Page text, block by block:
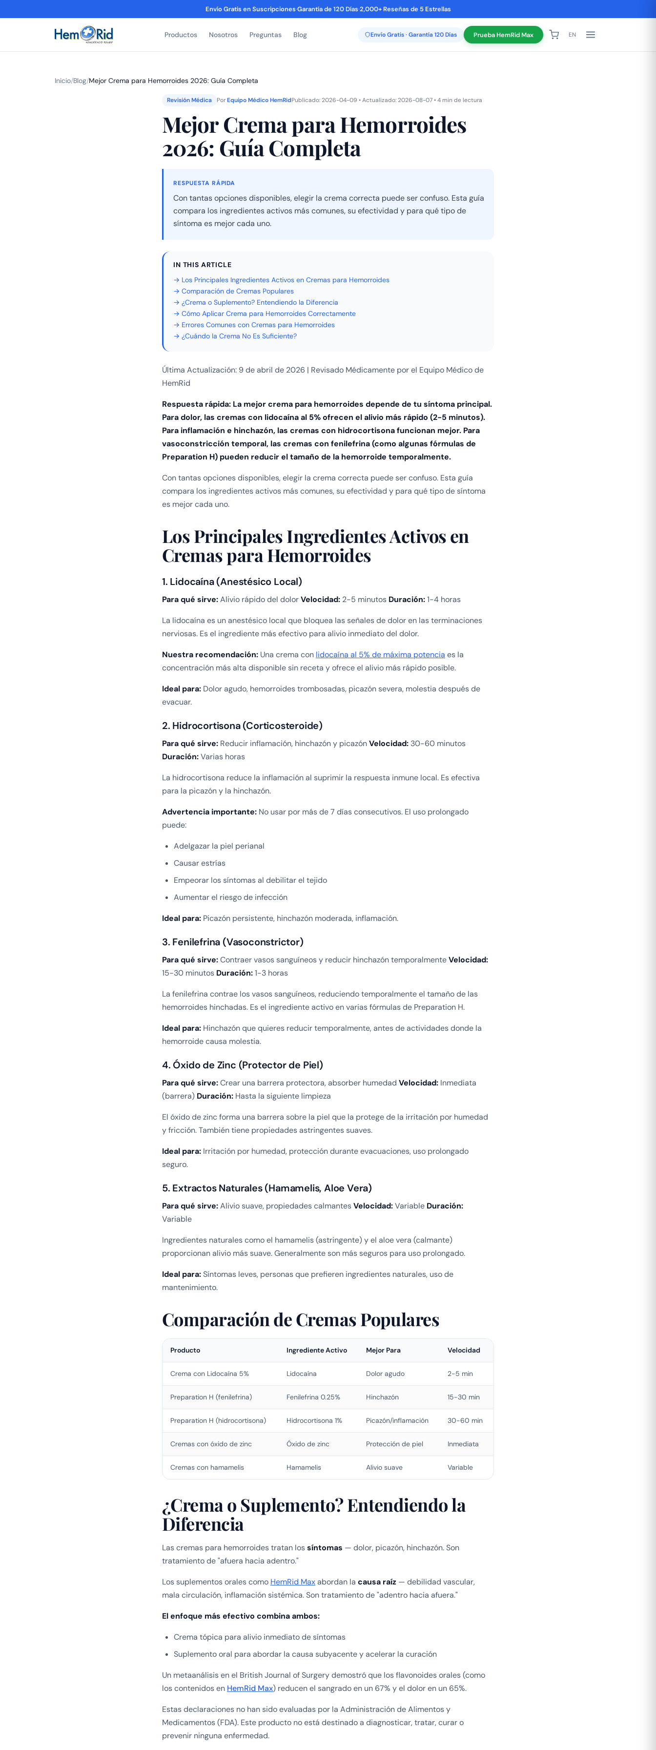
Envío Gratis en Suscripciones·Garantía de 120 Días·2,000+ Reseñas de 5 Estrellas
Productos Nosotros Preguntas Blog Envío Gratis · Garantía 120 Días Prueba HemRid Max EN
Inicio/Blog/Mejor Crema para Hemorroides 2026: Guía Completa
Revisión Médica PorEquipo Médico HemRidPublicado: 2026-04-09 • Actualizado: 2026-08-07 • 4 min de lectura
Mejor Crema para Hemorroides
2026: Guía Completa
RESPUESTA RÁPIDA
Con tantas opciones disponibles, elegir la crema correcta puede ser confuso. Esta guía
compara los ingredientes activos más comunes, su efectividad y para qué tipo de
síntoma es mejor cada uno.
IN THIS ARTICLE
→ Los Principales Ingredientes Activos en Cremas para Hemorroides
→ Comparación de Cremas Populares
→ ¿Crema o Suplemento? Entendiendo la Diferencia
→ Cómo Aplicar Crema para Hemorroides Correctamente
→ Errores Comunes con Cremas para Hemorroides
→ ¿Cuándo la Crema No Es Suficiente?
Última Actualización: 9 de abril de 2026 | Revisado Médicamente por el Equipo Médico de
HemRid
Respuesta rápida: La mejor crema para hemorroides depende de tu síntoma principal.
Para dolor, las cremas con lidocaína al 5% ofrecen el alivio más rápido (2-5 minutos).
Para inflamación e hinchazón, las cremas con hidrocortisona funcionan mejor. Para
vasoconstricción temporal, las cremas con fenilefrina (como algunas fórmulas de
Preparation H) pueden reducir el tamaño de la hemorroide temporalmente.
Con tantas opciones disponibles, elegir la crema correcta puede ser confuso. Esta guía
compara los ingredientes activos más comunes, su efectividad y para qué tipo de síntoma
es mejor cada uno.
Los Principales Ingredientes Activos en
Cremas para Hemorroides
1. Lidocaína (Anestésico Local)
Para qué sirve:Alivio rápido del dolorVelocidad: 2-5 minutos Duración:1-4 horas
La lidocaína es un anestésico local que bloquea las señales de dolor en las terminaciones
nerviosas. Es el ingrediente más efectivo para alivio inmediato del dolor.
Nuestra recomendación: Una crema con lidocaína al 5% de máxima potencia es la
concentración más alta disponible sin receta y ofrece el alivio más rápido posible.
Ideal para: Dolor agudo, hemorroides trombosadas, picazón severa, molestia después de
evacuar.
2. Hidrocortisona (Corticosteroide)
Para qué sirve: Reducir inflamación, hinchazón y picazónVelocidad: 30-60 minutos
Duración:Varias horas
La hidrocortisona reduce la inflamación al suprimir la respuesta inmune local. Es efectiva
para la picazón y la hinchazón.
Advertencia importante: No usar por más de 7 días consecutivos. El uso prolongado
puede:
Adelgazar la piel perianal
Causar estrías
Empeorar los síntomas al debilitar el tejido
Aumentar el riesgo de infección
Ideal para: Picazón persistente, hinchazón moderada, inflamación.
3. Fenilefrina (Vasoconstrictor)
Para qué sirve:Contraer vasos sanguíneos y reducir hinchazón temporalmenteVelocidad:
15-30 minutos Duración:1-3 horas
La fenilefrina contrae los vasos sanguíneos, reduciendo temporalmente el tamaño de las
hemorroides hinchadas. Es el ingrediente activo en varias fórmulas de Preparation H.
Ideal para: Hinchazón que quieres reducir temporalmente, antes de actividades donde la
hemorroide causa molestia.
4. Óxido de Zinc (Protector de Piel)
Para qué sirve:Crear una barrera protectora, absorber humedad Velocidad: Inmediata
(barrera) Duración: Hasta la siguiente limpieza
El óxido de zinc forma una barrera sobre la piel que la protege de la irritación por humedad
y fricción. También tiene propiedades astringentes suaves.
Ideal para: Irritación por humedad, protección durante evacuaciones, uso prolongado
seguro.
5. Extractos Naturales (Hamamelis, Aloe Vera)
Para qué sirve:Alivio suave, propiedades calmantesVelocidad:Variable Duración:
Variable
Ingredientes naturales como el hamamelis (astringente) y el aloe vera (calmante)
proporcionan alivio más suave. Generalmente son más seguros para uso prolongado.
Ideal para:Síntomas leves, personas que prefieren ingredientes naturales, uso de
mantenimiento.
Comparación de Cremas Populares
Producto Ingrediente Activo Mejor Para Velocidad
Crema con Lidocaína 5% Lidocaína Dolor agudo 2-5 min
Preparation H (fenilefrina) Fenilefrina 0.25% Hinchazón 15-30 min
Preparation H (hidrocortisona) Hidrocortisona 1% Picazón/inflamación 30-60 min
Cremas con óxido de zinc Óxido de zinc Protección de piel Inmediata
Cremas con hamamelis Hamamelis Alivio suave Variable
¿Crema o Suplemento? Entendiendo la
Diferencia
Las cremas para hemorroides tratan lossíntomas — dolor, picazón, hinchazón. Son
tratamiento de "afuera hacia adentro."
Los suplementos orales como HemRid Maxabordan la causa raíz — debilidad vascular,
mala circulación, inflamación sistémica. Son tratamiento de "adentro hacia afuera."
El enfoque más efectivo combina ambos:
Crema tópica para alivio inmediato de síntomas
Suplemento oral para abordar la causa subyacente y acelerar la curación
Un metaanálisis en el British Journal of Surgerydemostró que los flavonoides orales (como
los contenidos en HemRid Max) reducen el sangrado en un 67% y el dolor en un 65%.
Estas declaraciones no han sido evaluadas por la Administración de Alimentos y
Medicamentos (FDA). Este producto no está destinado a diagnosticar, tratar, curar o
prevenir ninguna enfermedad.